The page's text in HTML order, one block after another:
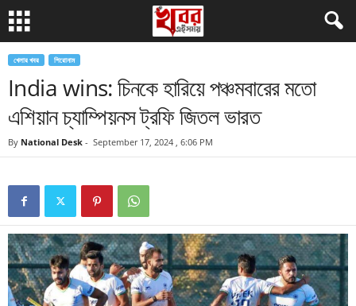
খেলার খবর শিরোনাম
India wins: চিনকে হারিয়ে পঞ্চমবারের মতো
এশিয়ান চ্যাম্পিয়নস ট্রফি জিতল ভারত
By National Desk - September 17, 2024 , 6:06 PM